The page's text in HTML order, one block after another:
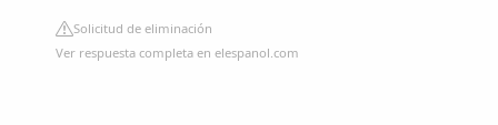
Solicitud de eliminación
Ver respuesta completa en elespanol.com